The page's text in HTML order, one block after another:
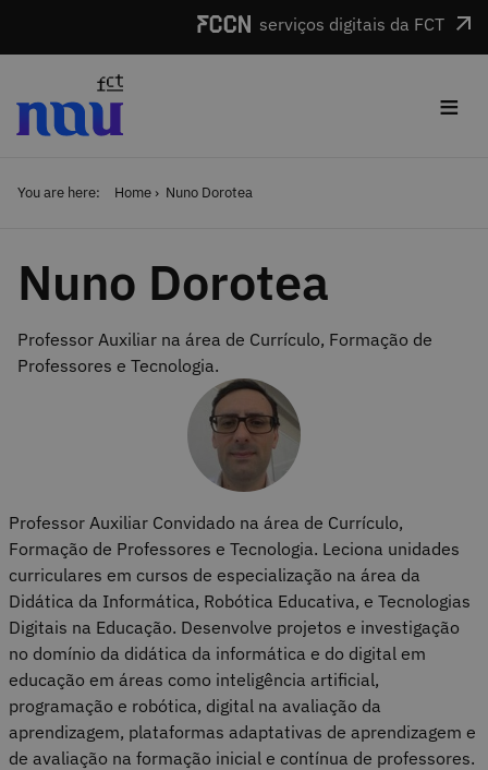
serviços digitais da FCT
≡
You are here: Home Nuno Dorotea
Nuno Dorotea
Professor Auxiliar na área de Currículo, Formação de
Professores e Tecnologia.
Professor Auxiliar Convidado na área de Currículo,
Formação de Professores e Tecnologia. Leciona unidades
curriculares em cursos de especialização na área da
Didática da Informática, Robótica Educativa, e Tecnologias
Digitais na Educação. Desenvolve projetos e investigação
no domínio da didática da informática e do digital em
educação em áreas como inteligência artificial,
programação e robótica, digital na avaliação da
aprendizagem, plataformas adaptativas de aprendizagem e
de avaliação na formação inicial e contínua de professores.